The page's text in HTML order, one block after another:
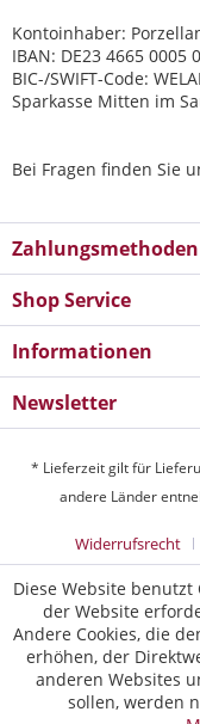
Kontoinhaber:
IBAN: DE23 4665 0005
BIC-/SWIFT-Code:
Sparkasse Mitten im
Bei Fragen finden Sie
Zahlungsmethoden
Shop Service
Informationen
Newsletter
* Lieferzeit gilt für
andere Länder
Widerrufsrecht
Diese Website
der Website
Andere Cookies, die
erhöhen, der
anderen Websites
sollen, werden